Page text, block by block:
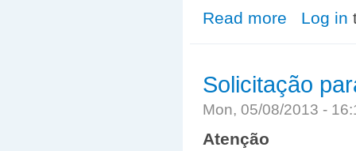
Read more about
Log in
Solicitação
Mon, 05/08/2013 -
Atenção